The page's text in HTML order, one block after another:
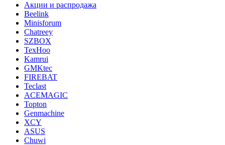
Акции и распродажа
Beelink
Minisforum
Chatreey
SZBOX
TexHoo
Kamrui
GMKtec
FIREBAT
Teclast
ACEMAGIC
Topton
Genmachine
XCY
ASUS
Chuwi